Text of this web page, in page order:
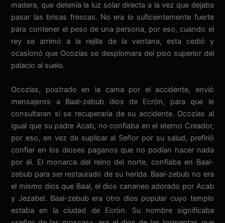
madera, que detenía la luz solar directa a la vez que dejaba
pasar las brisas frescas. No era lo suficientemente fuerte
para contener el peso de una persona, por eso, cuando el
rey se arrimó a la rejilla de la ventana, esta cedió y
ocasionó que Ocozías se desplomara del piso superior del
palacio al suelo.
Ocozías, postrado en la cama por el accidente, envió
mensajeros a Baal-zebub dios de Ecrón, para que le
consultaran si se recuperaría de su accidente. Ocozías al
igual que su padre Acab, no confiaba en el eterno Creador,
por eso, en vez de suplicar al Señor por su salud, prefirió
confiar en los dioses paganos que no podían hacer nada
por él. El monarca del reino del norte, confiaba en Baal-
zebub para ser restaurado de su herida. Baal-zebub no era
el mismo dios que Baal, el dios cananeo adorado por Acab
y Jezabel. Baal-zebub era otro dios popular cuyo templo
estaba en la ciudad de Ecrón. Su nombre significaba